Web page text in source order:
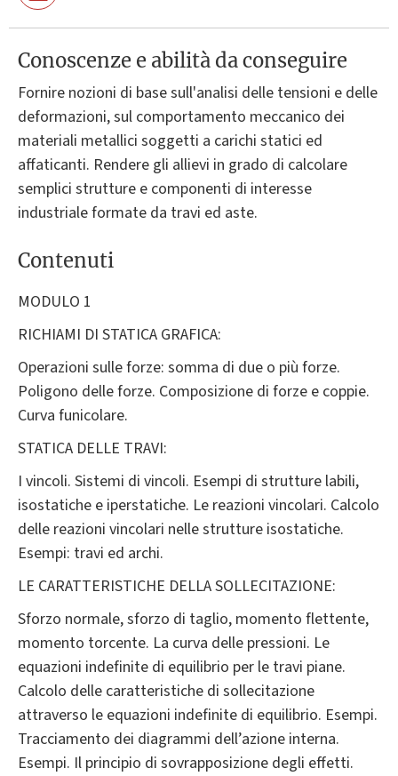
Conoscenze e abilità da conseguire
Fornire nozioni di base sull'analisi delle tensioni e delle
deformazioni, sul comportamento meccanico dei
materiali metallici soggetti a carichi statici ed
affaticanti. Rendere gli allievi in grado di calcolare
semplici strutture e componenti di interesse
industriale formate da travi ed aste.
Contenuti
MODULO 1
RICHIAMI DI STATICA GRAFICA:
Operazioni sulle forze: somma di due o più forze.
Poligono delle forze. Composizione di forze e coppie.
Curva funicolare.
STATICA DELLE TRAVI:
I vincoli. Sistemi di vincoli. Esempi di strutture labili,
isostatiche e iperstatiche. Le reazioni vincolari. Calcolo
delle reazioni vincolari nelle strutture isostatiche.
Esempi: travi ed archi.
LE CARATTERISTICHE DELLA SOLLECITAZIONE:
Sforzo normale, sforzo di taglio, momento flettente,
momento torcente. La curva delle pressioni. Le
equazioni indefinite di equilibrio per le travi piane.
Calcolo delle caratteristiche di sollecitazione
attraverso le equazioni indefinite di equilibrio. Esempi.
Tracciamento dei diagrammi dell’azione interna.
Esempi. Il principio di sovrapposizione degli effetti.